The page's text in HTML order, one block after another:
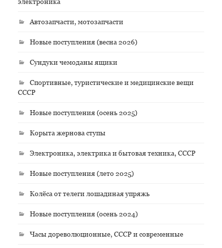
Автозапчасти, мотозапчасти
Новые поступления (весна 2026)
Сундуки чемоданы ящики
Спортивные, туристические и медицинские вещи
СССР
Новые поступления (осень 2025)
Корыта жернова ступы
Электроника, электрика и бытовая техника, СССР
Новые поступления (лето 2025)
Колёса от телеги лошадиная упряжь
Новые поступления (осень 2024)
Часы дореволюционные, СССР и современные